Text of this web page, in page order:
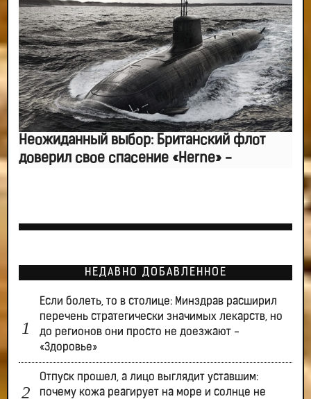
Неожиданный выбор: Британский флот
доверил свое спасение «Herne» -
НЕДАВНО ДОБАВЛЕННОЕ
Если болеть, то в столице: Минздрав расширил
перечень стратегически значимых лекарств, но
до регионов они просто не доезжают -
«Здоровье»
Отпуск прошел, а лицо выглядит уставшим:
почему кожа реагирует на море и солнце не